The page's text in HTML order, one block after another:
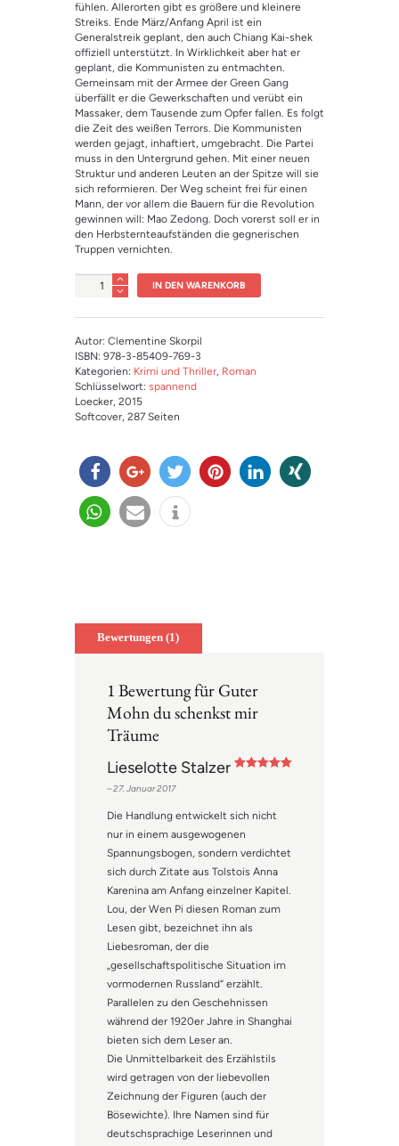
fühlen. Allerorten gibt es größere und kleinere
Streiks. Ende März/Anfang April ist ein
Generalstreik geplant, den auch Chiang Kai-shek
offiziell unterstützt. In Wirklichkeit aber hat er
geplant, die Kommunisten zu entmachten.
Gemeinsam mit der Armee der Green Gang
überfällt er die Gewerkschaften und verübt ein
Massaker, dem Tausende zum Opfer fallen. Es folgt
die Zeit des weißen Terrors. Die Kommunisten
werden gejagt, inhaftiert, umgebracht. Die Partei
muss in den Untergrund gehen. Mit einer neuen
Struktur und anderen Leuten an der Spitze will sie
sich reformieren. Der Weg scheint frei für einen
Mann, der vor allem die Bauern für die Revolution
gewinnen will: Mao Zedong. Doch vorerst soll er in
den Herbsternteaufständen die gegnerischen
Truppen vernichten.
Anzahl IN DEN WARENKORB
Autor: Clementine Skorpil
ISBN: 978-3-85409-769-3
Kategorien: Krimi und Thriller, Roman
Schlüsselwort: spannend
Loecker, 2015
Softcover, 287 Seiten
teilen teilen twitter
Bewertungen (1)
1 Bewertung fürGuter
Mohn du schenkst mir
Träume
Lieselotte Stalzer
–27. Januar 2017
Die Handlung entwickelt sich nicht
nur in einem ausgewogenen
Spannungsbogen, sondern verdichtet
sich durch Zitate aus Tolstois Anna
Karenina am Anfang einzelner Kapitel.
Lou, der Wen Pi diesen Roman zum
Lesen gibt, bezeichnet ihn als
Liebesroman, der die
„gesellschaftspolitische Situation im
vormodernen Russland“ erzählt.
Parallelen zu den Geschehnissen
während der 1920er Jahre in Shanghai
bieten sich dem Leser an.
Die Unmittelbarkeit des Erzählstils
wird getragen von der liebevollen
Zeichnung der Figuren (auch der
Bösewichte). Ihre Namen sind für
deutschsprachige Leserinnen und